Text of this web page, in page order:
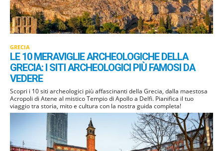
GRECIA
LE 10 MERAVIGLIE ARCHEOLOGICHE DELLA
GRECIA: I SITI ARCHEOLOGICI PIÙ FAMOSI DA
VEDERE
Scopri i 10 siti archeologici più affascinanti della Grecia, dalla maestosa
Acropoli di Atene al mistico Tempio di Apollo a Delfi. Pianifica il tuo
viaggio tra storia, mito e cultura con la nostra guida completa!